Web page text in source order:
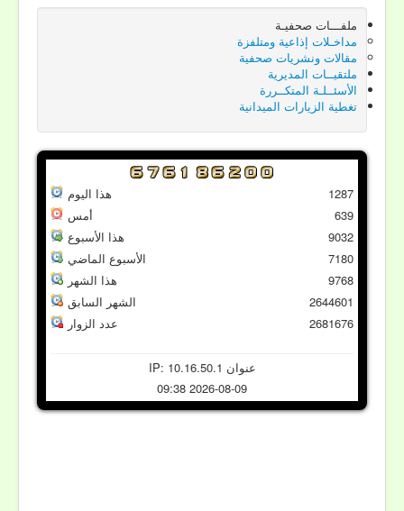
أنت هنا: الرئيسية
إفتتاح الموقع الإلكتروني الجديد لوزارة التجارة
ملفـــات صحفيـة
مداخـلات إذاعية ومتلفزة
مقالات ونشريات صحفية
ملتقيــات المديرية
الأسئــلـة المتكــررة
تغطية الزيارات الميدانية
هذا اليوم
أمس
هذا الأسبوع
الأسبوع الماضي
هذا الشهر
الشهر السابق
عدد الزوار
1287
639
9032
7180
9768
2644601
2681676
عنوان IP: 10.16.50.1
2026-08-09 09:38